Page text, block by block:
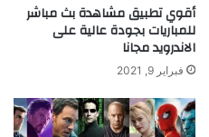
أقوي تطبيق مشاهدة بث مباشر
للمباريات بجودة عالية على
الاندرويد مجانا
فبراير 9, 2021